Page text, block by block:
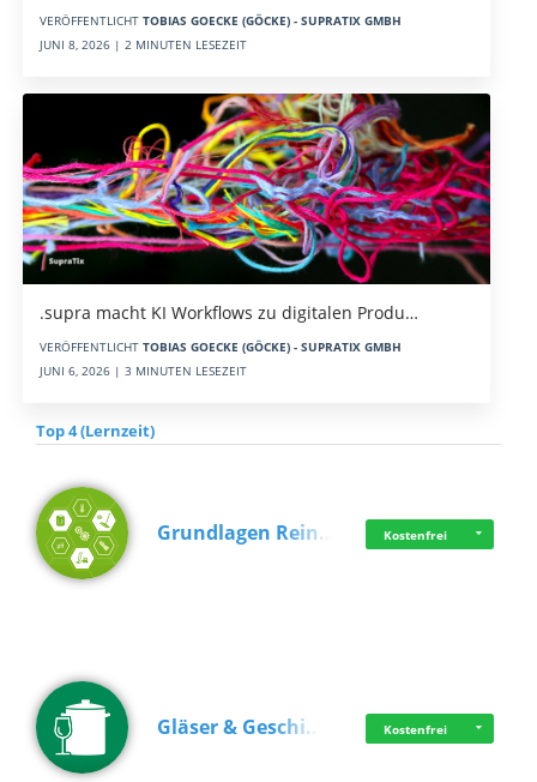
VERÖFFENTLICHT TOBIAS GOECKE (GÖCKE) - SUPRATIX GMBH
JUNI 8, 2026 | 2 MINUTEN LESEZEIT
.supra macht KI Workflows zu digitalen Produ…
VERÖFFENTLICHT TOBIAS GOECKE (GÖCKE) - SUPRATIX GMBH
JUNI 6, 2026 | 3 MINUTEN LESEZEIT
Top 4 (Lernzeit)
Grundlagen Rein… Kostenfrei
Gläser & Geschi… Kostenfrei